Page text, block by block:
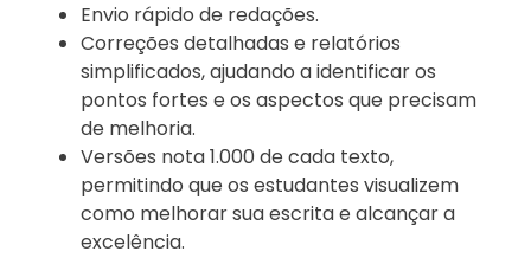
Envio rápido de redações.
Correções detalhadas e relatórios
simplificados, ajudando a identificar os
pontos fortes e os aspectos que precisam
de melhoria.
Versões nota 1.000 de cada texto,
permitindo que os estudantes visualizem
como melhorar sua escrita e alcançar a
excelência.